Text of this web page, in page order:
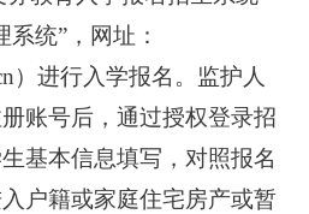
系统”， 网址：
）进行入学报名。监护人
账号后，通过授权登录招
基本信息填写，对照报名
户籍或家庭住宅房产或暂